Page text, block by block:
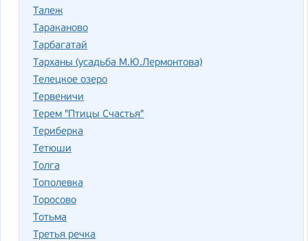
Талеж
Тараканово
Тарбагатай
Тарханы (усадьба М.Ю.Лермонтова)
Телецкое озеро
Тервеничи
Терем "Птицы Счастья"
Териберка
Тетюши
Толга
Тополевка
Торосово
Тотьма
Третья речка